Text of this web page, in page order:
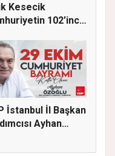
Kesecik
102’inci
İstanbul İl Başkan
Ayhan